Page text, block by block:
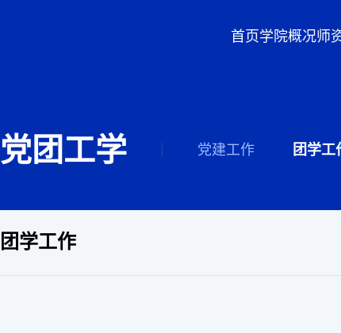
首页学院概况师
党团工学 党建工作 团学工
团学工作